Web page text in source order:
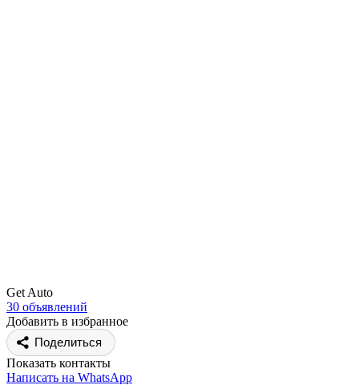
Get Auto
30 объявлений
Добавить в избранное
Поделиться
Показать контакты
Написать на WhatsApp